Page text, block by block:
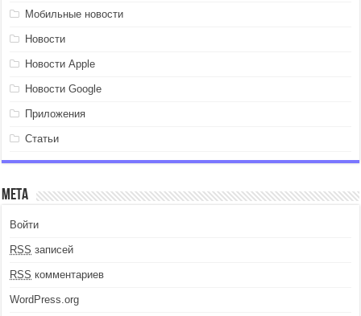
Мобильные новости
Новости
Новости Apple
Новости Google
Приложения
Статьи
Мета
Войти
RSS записей
RSS комментариев
WordPress.org